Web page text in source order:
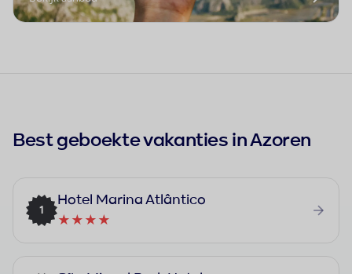
Best geboekte vakanties in Azoren
1
Hotel Marina Atlântico
★★★★